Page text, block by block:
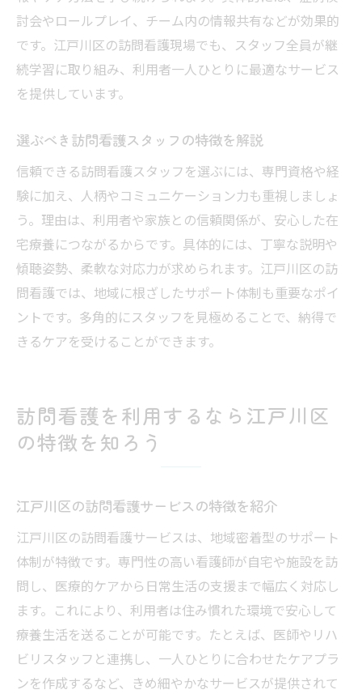
討会やロールプレイ、チーム内の情報共有などが効果的
です。江戸川区の訪問看護現場でも、スタッフ全員が継
続学習に取り組み、利用者一人ひとりに最適なサービス
を提供しています。
選ぶべき訪問看護スタッフの特徴を解説
信頼できる訪問看護スタッフを選ぶには、専門資格や経
験に加え、人柄やコミュニケーション力も重視しましょ
う。理由は、利用者や家族との信頼関係が、安心した在
宅療養につながるからです。具体的には、丁寧な説明や
傾聴姿勢、柔軟な対応力が求められます。江戸川区の訪
問看護では、地域に根ざしたサポート体制も重要なポイ
ントです。多角的にスタッフを見極めることで、納得で
きるケアを受けることができます。
訪問看護を利用するなら江戸川区
の特徴を知ろう
江戸川区の訪問看護サービスの特徴を紹介
江戸川区の訪問看護サービスは、地域密着型のサポート
体制が特徴です。専門性の高い看護師が自宅や施設を訪
問し、医療的ケアから日常生活の支援まで幅広く対応し
ます。これにより、利用者は住み慣れた環境で安心して
療養生活を送ることが可能です。たとえば、医師やリハ
ビリスタッフと連携し、一人ひとりに合わせたケアプラ
ンを作成するなど、きめ細やかなサービスが提供されて